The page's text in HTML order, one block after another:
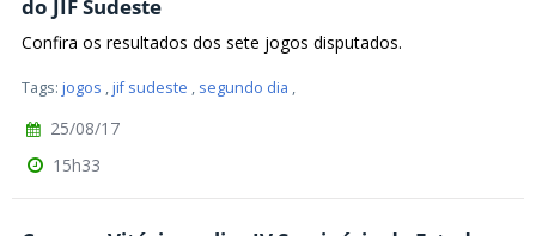
do JIF Sudeste
Confira os resultados dos sete jogos disputados.
Tags: jogos ,jif sudeste , segundo dia ,
25/08/17
15h33